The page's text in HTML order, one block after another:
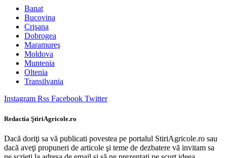
Banat
Bucovina
Crişana
Dobrogea
Maramureş
Moldova
Muntenia
Oltenia
Transilvania
Instagram Rss Facebook Twitter
Redactia ŞtiriAgricole.ro
Dacă doriţi sa vă publicati povestea pe portalul StiriAgricole.ro sau
dacă aveţi propuneri de articole şi teme de dezbatere vă invitam sa